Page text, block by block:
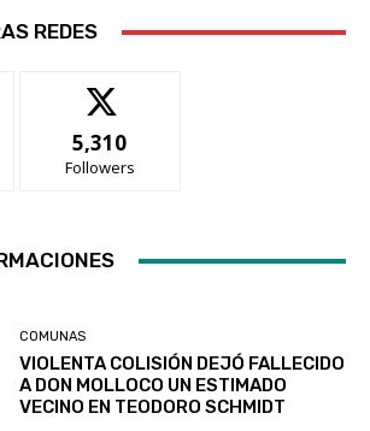
REDES
5,310
Followers
COMUNAS
VIOLENTA COLISIÓN DEJÓ FALLECIDO
A DON MOLLOCO UN ESTIMADO
VECINO EN TEODORO SCHMIDT